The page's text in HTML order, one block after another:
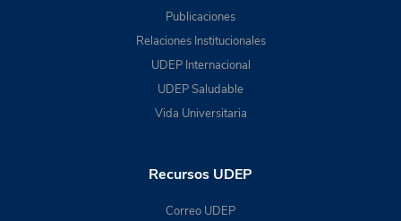
Publicaciones
Relaciones Institucionales
UDEP Internacional
UDEP Saludable
Vida Universitaria
Recursos UDEP
Correo UDEP